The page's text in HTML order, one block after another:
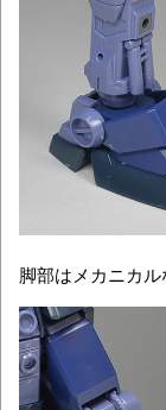
脚部はメカニカル